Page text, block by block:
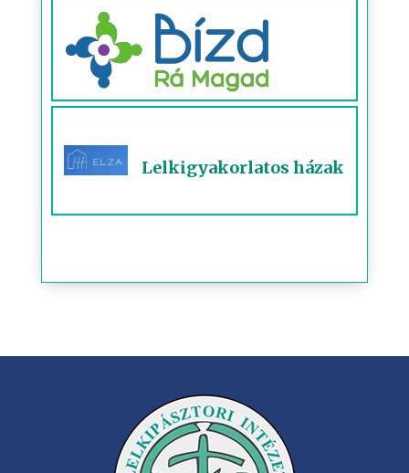
Lelkigyakorlatos házak